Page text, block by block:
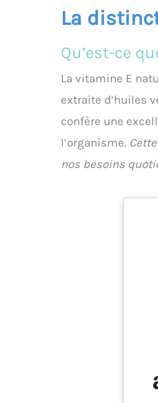
La
Qu’est-ce
La vitamine E
extraite d’huiles
confère une
l’organisme.
nos besoins